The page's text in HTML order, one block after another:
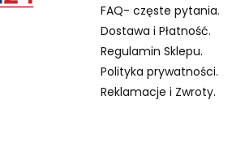
FAQ- częste pytania.
Dostawa i Płatność.
Regulamin Sklepu.
Polityka prywatności.
Reklamacje i Zwroty.